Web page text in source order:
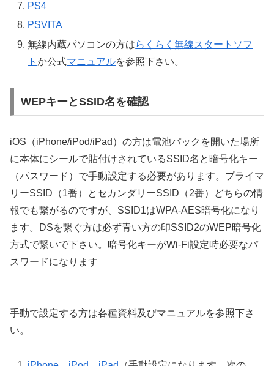
PS4
PSVITA
無線内蔵パソコンの方はらくらく無線スタートソフ
トか公式マニュアルを参照下さい。
WEPキーとSSID名を確認
iOS（iPhone/iPod/iPad）の方は電池パックを開いた場所
に本体にシールで貼付けされているSSID名と暗号化キー
（パスワード）で手動設定する必要があります。プライマ
リーSSID（1番）とセカンダリーSSID（2番）どちらの情
報でも繋がるのですが、SSID1はWPA-AES暗号化になり
ます。DSを繋ぐ方は必ず青い方の印SSID2のWEP暗号化
方式で繋いで下さい。暗号化キーがWi-Fi設定時必要なパ
スワードになります
手動で設定する方は各種資料及びマニュアルを参照下さ
い。